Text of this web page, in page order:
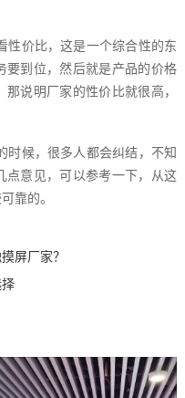
性价比，这是一个综合性的东
要到位，然后就是产品的价格
说明厂家的性价比就很高，
时候，很多人都会纠结，不知
点意见，可以参考一下，从这
靠的。
屏厂家？